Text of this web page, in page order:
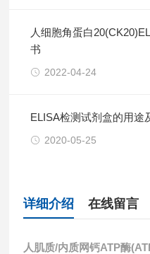
人细胞角蛋白
书
2022-04-24
ELISA检测试剂盒的用途
2020-05-25
详细介绍 在线留言
人肌质/内质网钙ATP酶